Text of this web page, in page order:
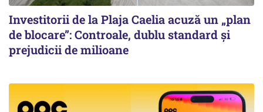
Investitorii de la Plaja Caelia acuză un „plan
de blocare”: Controale, dublu standard și
prejudicii de milioane